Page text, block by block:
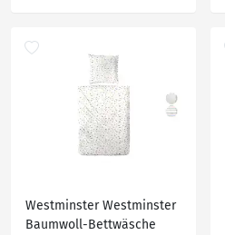
Westminster Westminster
Baumwoll-Bettwäsche